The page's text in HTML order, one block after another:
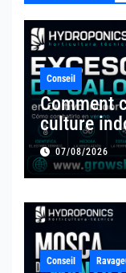
Conseil
Comment
culture
07/08/2026
Conseil